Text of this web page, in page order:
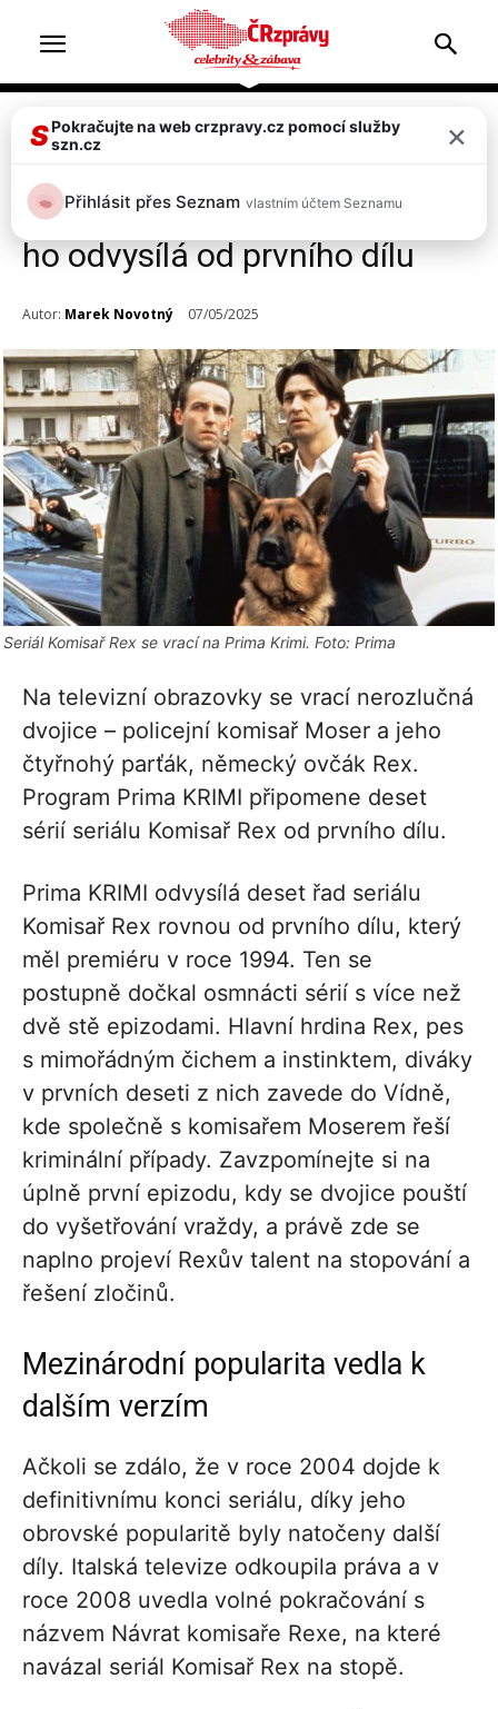
Televize & zábava
Na obrazovky se vrací
legendární Komisař Rex, Prima
ho odvysílá od prvního dílu
Autor: Marek Novotný 07/05/2025
Seriál Komisař Rex se vrací na Prima Krimi. Foto: Prima
Na televizní obrazovky se vrací nerozlučná
dvojice – policejní komisař Moser a jeho
čtyřnohý parťák, německý ovčák Rex.
Program Prima KRIMI připomene deset
sérií seriálu Komisař Rex od prvního dílu.
Prima KRIMI odvysílá deset řad seriálu
Komisař Rex rovnou od prvního dílu, který
měl premiéru v roce 1994. Ten se
postupně dočkal osmnácti sérií s více než
dvě stě epizodami. Hlavní hrdina Rex, pes
s mimořádným čichem a instinktem, diváky
v prvních deseti z nich zavede do Vídně,
kde společně s komisařem Moserem řeší
kriminální případy. Zavzpomínejte si na
úplně první epizodu, kdy se dvojice pouští
do vyšetřování vraždy, a právě zde se
naplno projeví Rexův talent na stopování a
řešení zločinů.
Mezinárodní popularita vedla k
dalším verzím
Ačkoli se zdálo, že v roce 2004 dojde k
definitivnímu konci seriálu, díky jeho
obrovské popularitě byly natočeny další
díly. Italská televize odkoupila práva a v
roce 2008 uvedla volné pokračování s
názvem Návrat komisaře Rexe, na které
navázal seriál Komisař Rex na stopě.
SPokračujte na web crzpravy.cz pomocí služby
szn.cz
×
Přihlásit přes Seznam vlastním účtem Seznamu